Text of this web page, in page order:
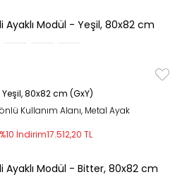
80x82 cm (GxY)
Kullanım Alanı, Metal Ayak
İndirim17.512,20 TL